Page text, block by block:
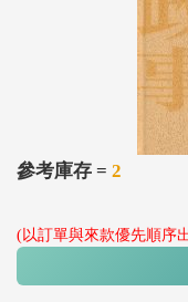
參考庫存 = 2
(以訂單與來款優先順序